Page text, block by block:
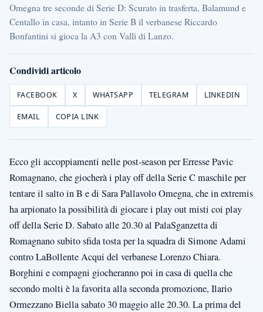
Omegna tre seconde di Serie D: Scurato in trasferta, Balamund e
Centallo in casa, intanto in Serie B il verbanese Riccardo
Bonfantini si gioca la A3 con Valli di Lanzo.
Condividi articolo
FACEBOOK X WHATSAPP TELEGRAM LINKEDIN
EMAIL COPIA LINK
Ecco gli accoppiamenti nelle post-season per Erresse Pavic
Romagnano, che giocherà i play off della Serie C maschile per
tentare il salto in B e di Sara Pallavolo Omegna, che in extremis
ha arpionato la possibilità di giocare i play out misti coi play
off della Serie D. Sabato alle 20.30 al PalaSganzetta di
Romagnano subito sfida tosta per la squadra di Simone Adami
contro LaBollente Acqui del verbanese Lorenzo Chiara.
Borghini e compagni giocheranno poi in casa di quella che
secondo molti è la favorita alla seconda promozione, Ilario
Ormezzano Biella sabato 30 maggio alle 20.30. La prima del